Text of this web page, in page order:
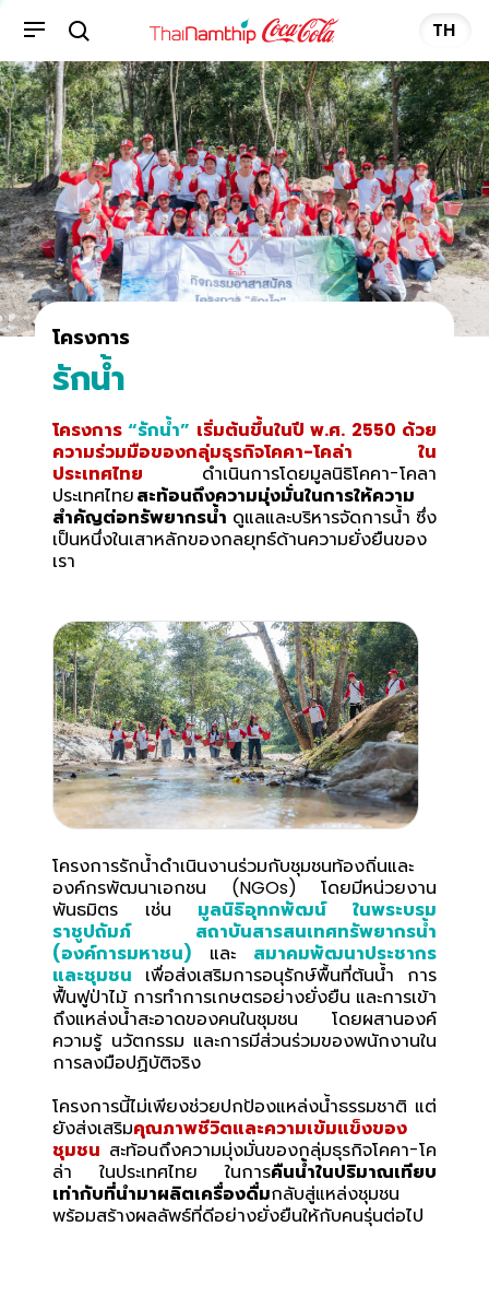
TH
โครงการ
รักน้ำ
โครงการ“รักน้ำ” เริ่มต้นขึ้นในปี พ.ศ. 2550 ด้วย
ความร่วมมือของกลุ่มธุรกิจโคคา-โคล่า ใน
ประเทศไทย
ดำเนินการโดยมูลนิธิโคคา-โคลา
ประเทศไทยสะท้อนถึงความมุ่งมั่นในการให้ความ
สำคัญต่อทรัพยากรน้ำ ดูแลและบริหารจัดการน้ำ ซึ่ง
เป็นหนึ่งในเสาหลักของกลยุทธ์ด้านความยั่งยืนของ
เรา
โครงการรักน้ำดำเนินงานร่วมกับชุมชนท้องถิ่นและ
องค์กรพัฒนาเอกชน (NGOs) โดยมีหน่วยงาน
พันธมิตร เช่น
มูลนิธิอุทกพัฒน์ ในพระบรม
ราชูปถัมภ์ สถาบันสารสนเทศทรัพยากรน้ำ
(องค์การมหาชน) และ สมาคมพัฒนาประชากร
และชุมชน เพื่อส่งเสริมการอนุรักษ์พื้นที่ต้นน้ำ การ
ฟื้นฟูป่าไม้ การทำการเกษตรอย่างยั่งยืน และการเข้า
ถึงแหล่งน้ำสะอาดของคนในชุมชน โดยผสานองค์
ความรู้ นวัตกรรม และการมีส่วนร่วมของพนักงานใน
การลงมือปฏิบัติจริง
โครงการนี้ไม่เพียงช่วยปกป้องแหล่งน้ำธรรมชาติ แต่
ยังส่งเสริมคุณภาพชีวิตและความเข้มแข็งของ
ชุมชน สะท้อนถึงความมุ่งมั่นของกลุ่มธุรกิจโคคา-โค
ล่า ในประเทศไทย ในการคืนน้ำในปริมาณเทียบ
เท่ากับที่นำมาผลิตเครื่องดื่มกลับสู่แหล่งชุมชน
พร้อมสร้างผลลัพธ์ที่ดีอย่างยั่งยืนให้กับคนรุ่นต่อไป